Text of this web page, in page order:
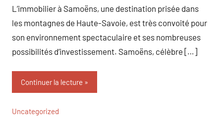
L’immobilier à Samoëns, une destination prisée dans
les montagnes de Haute-Savoie, est très convoité pour
son environnement spectaculaire et ses nombreuses
possibilités d’investissement. Samoëns, célèbre […]
Continuer la lecture
Uncategorized